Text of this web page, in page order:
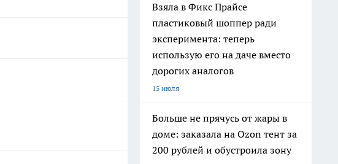
Взяла в Фикс Прайсе
пластиковый шоппер ради
эксперимента: теперь
использую его на даче вместо
дорогих аналогов
15 июля
Больше не прячусь от жары в
доме: заказала на Ozon тент за
200 рублей и обустроила зону